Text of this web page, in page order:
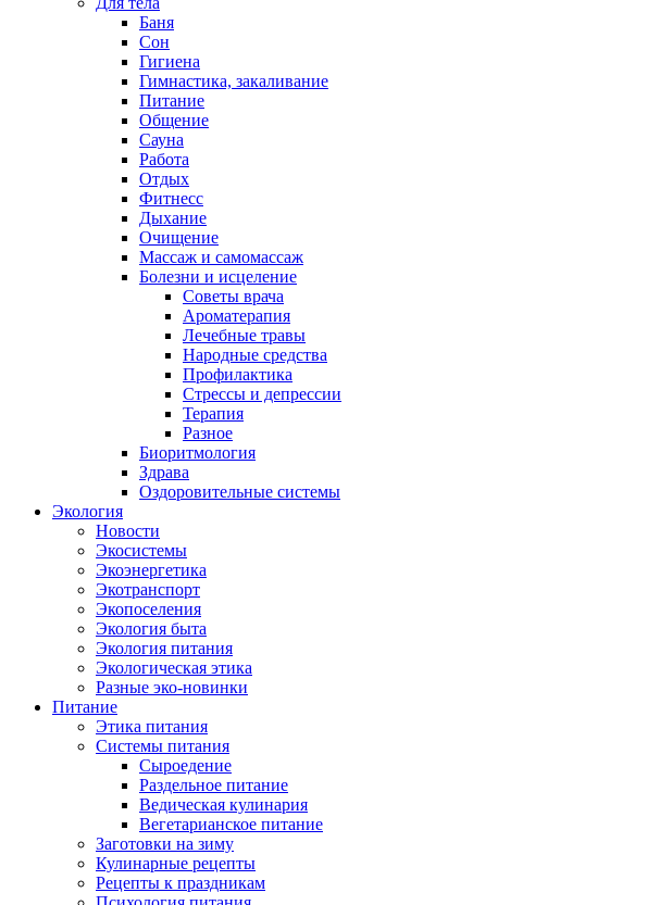
Баня
Сон
Гигиена
Гимнастика, закаливание
Питание
Общение
Сауна
Работа
Отдых
Фитнесс
Дыхание
Очищение
Массаж и самомассаж
Болезни и исцеление
Советы врача
Ароматерапия
Лечебные травы
Народные средства
Профилактика
Стрессы и депрессии
Терапия
Разное
Биоритмология
Здрава
Оздоровительные системы
Экология
Новости
Экосистемы
Экоэнергетика
Экотранспорт
Экопоселения
Экология быта
Экология питания
Экологическая этика
Разные эко-новинки
Питание
Этика питания
Системы питания
Сыроедение
Раздельное питание
Ведическая кулинария
Вегетарианское питание
Заготовки на зиму
Кулинарные рецепты
Рецепты к праздникам